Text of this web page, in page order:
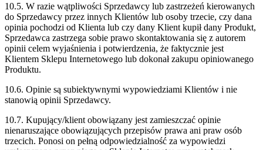
10.5. W razie wątpliwości Sprzedawcy lub zastrzeżeń kierowanych
do Sprzedawcy przez innych Klientów lub osoby trzecie, czy dana
opinia pochodzi od Klienta lub czy dany Klient kupił dany Produkt,
Sprzedawca zastrzega sobie prawo skontaktowania się z autorem
opinii celem wyjaśnienia i potwierdzenia, że faktycznie jest
Klientem Sklepu Internetowego lub dokonał zakupu opiniowanego
Produktu.
10.6. Opinie są subiektywnymi wypowiedziami Klientów i nie
stanowią opinii Sprzedawcy.
10.7. Kupujący/klient obowiązany jest zamieszczać opinie
nienaruszające obowiązujących przepisów prawa ani praw osób
trzecich. Ponosi on pełną odpowiedzialność za wypowiedzi